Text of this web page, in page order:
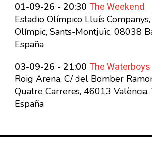
01-09-26 - 20:30 The Weekend
Estadio Olímpico Lluís Companys,
Olímpic, Sants-Montjuïc, 08038
España
03-09-26 - 21:00 The Waterboys
Roig Arena, C/ del Bomber
Quatre Carreres, 46013 València,
España